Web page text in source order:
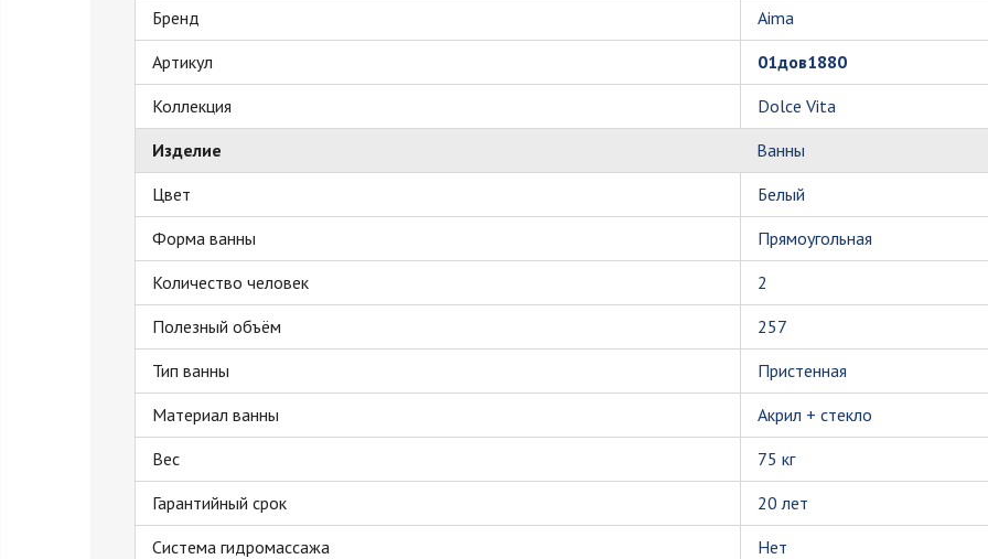
Бренд
Aima
Артикул
01дов1880
Коллекция
Dolce Vita
Изделие
Ванны
Цвет
Белый
Форма ванны
Прямоугольная
Количество человек
2
Полезный объём
257
Тип ванны
Пристенная
Материал ванны
Акрил + стекло
Вес
75 кг
Гарантийный срок
20 лет
Система гидромассажа
Нет